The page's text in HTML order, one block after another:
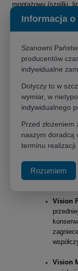
montażowy (szpilki,
obsługi.
Dostępne rozmiary
S: 5,20 m x
M: 7,00 m x
L: 9,50 m x
Cechy produktu:
Rama ekranu
możliwością
komfort
Vision
Vision
Informacja
Szanowni
producentów
indywidualne
Dotyczy to w
wymiar, w
indywidualnego
Przed
naszym doradcą
terminu realizacji.
Rozumiem